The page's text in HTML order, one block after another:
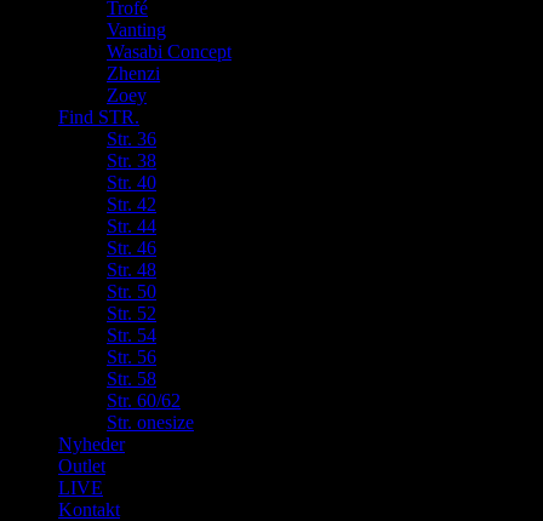
Trofé
Vanting
Wasabi Concept
Zhenzi
Zoey
Find STR.
Str. 36
Str. 38
Str. 40
Str. 42
Str. 44
Str. 46
Str. 48
Str. 50
Str. 52
Str. 54
Str. 56
Str. 58
Str. 60/62
Str. onesize
Nyheder
Outlet
LIVE
Kontakt